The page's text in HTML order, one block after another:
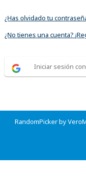
¿Has olvidado tu
¿No tienes una cuenta?
Iniciar sesión
RandomPicker by